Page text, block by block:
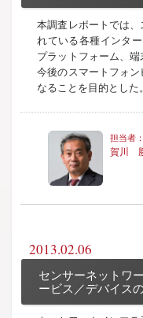
本調査レポートでは
れている各種インタ
プラットフォーム、端
今後のスマートフォ
なることを目的とした。
賀川
2013.02.06
センサーネットワ
ービス／デバイス